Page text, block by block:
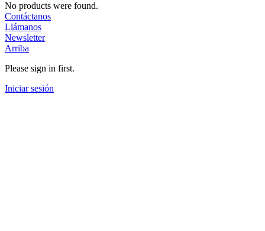
No products were found.
Contáctanos
Llámanos
Newsletter
Arriba
Please sign in first.
Iniciar sesión